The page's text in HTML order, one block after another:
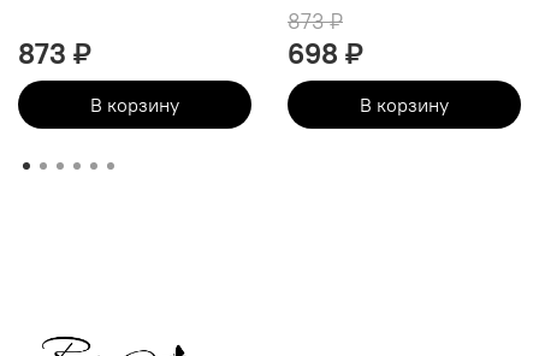
873 ₽
В корзину
873 ₽
698 ₽
В корзину